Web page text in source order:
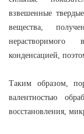
взвешенные
вещества,
конденсацией,
Таким образом,
валентностью
восстановления,